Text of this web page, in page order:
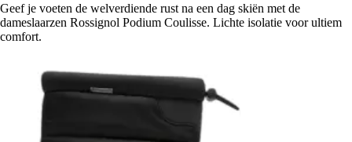
Geef je voeten de welverdiende rust na een dag skiën met de
dameslaarzen Rossignol Podium Coulisse. Lichte isolatie voor ultiem
comfort.